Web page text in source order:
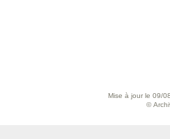
Mise à jour le 09/
©